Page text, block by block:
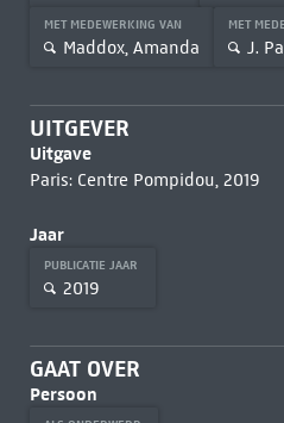
MET MEDEWERKING VAN
Maddox, Amanda
MET
J.
UITGEVER
Uitgave
Paris: Centre Pompidou, 2019
Jaar
PUBLICATIE JAAR
2019
GAAT OVER
Persoon